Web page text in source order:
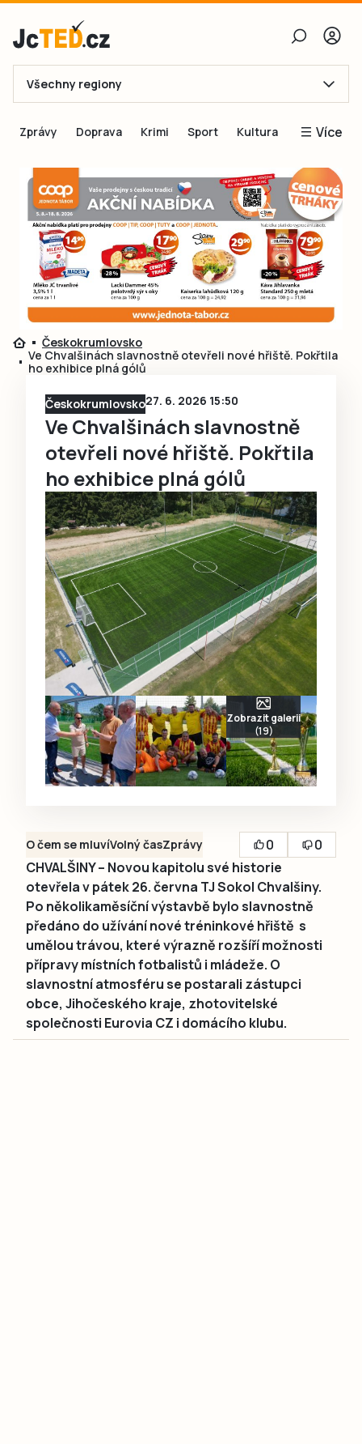
E-mail
Obnovit heslo
Přihlásit se
Přihlásit se přes Facebook
Ještě nemám účet, chci seRegistrovat
Všechny regiony
Zprávy Doprava Krimi Sport Kultura Více
Inspirace
Čtenáři píší
Speciální přílohy
Inzerce
Českokrumlovsko
Ve Chvalšinách slavnostně otevřeli nové hřiště. Pokřtila
ho exhibice plná gólů
Českokrumlovsko27. 6. 2026 15:50
Ve Chvalšinách slavnostně
otevřeli nové hřiště. Pokřtila
ho exhibice plná gólů
Zobrazit galerii
(19)
O čem se mluvíVolný časZprávy 0
0
CHVALŠINY – Novou kapitolu své historie
otevřela v pátek 26. června TJ Sokol Chvalšiny.
Po několikaměsíční výstavbě bylo slavnostně
předáno do užívání nové tréninkové hřiště s
umělou trávou, které výrazně rozšíří možnosti
přípravy místních fotbalistů i mládeže. O
slavnostní atmosféru se postarali zástupci
obce, Jihočeského kraje, zhotovitelské
společnosti Eurovia CZ i domácího klubu.